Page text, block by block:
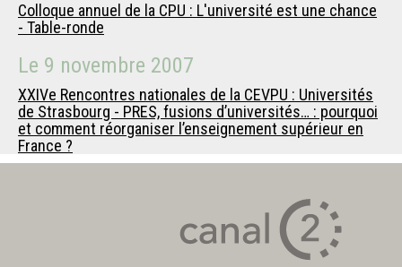
Colloque annuel de la CPU : L'université est une chance
- Table-ronde
Le 9 novembre 2007
XXIVe Rencontres nationales de la CEVPU : Universités
de Strasbourg - PRES, fusions d’universités… : pourquoi
et comment réorganiser l’enseignement supérieur en
France ?